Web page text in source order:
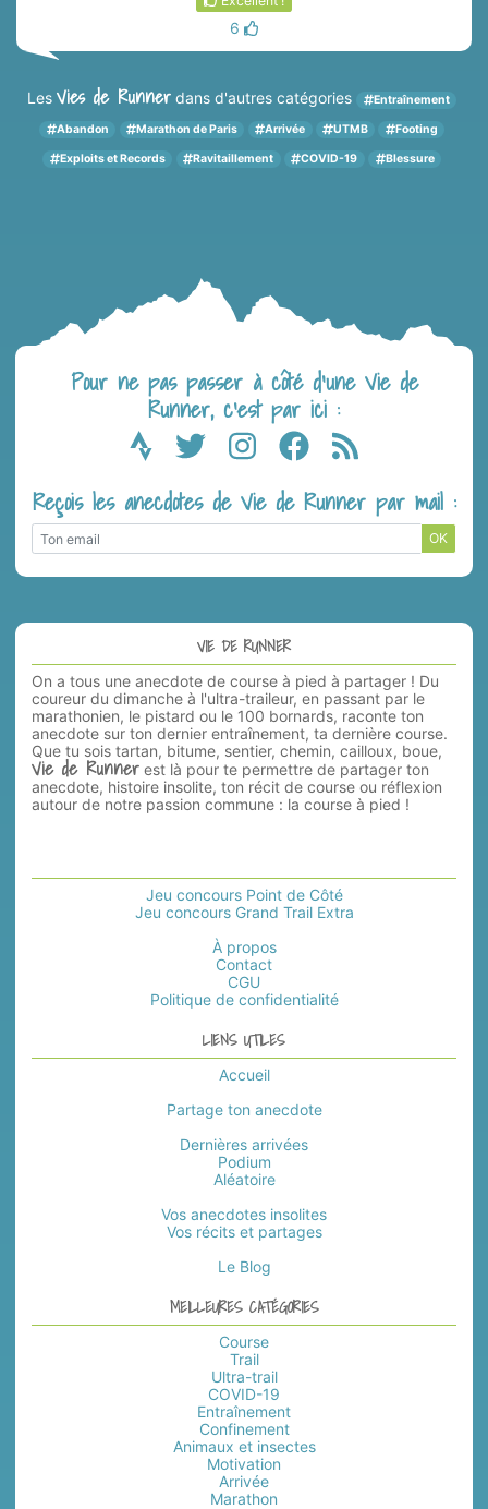
6
LesVies de Runner dans d'autres catégories Entraînement
Abandon Marathon de Paris Arrivée UTMB Footing
Exploits et Records Ravitaillement COVID-19 Blessure
Pour ne pas passer à côté d’une Vie de
Runner, c’est par ici :
Reçois les anecdotes de Vie de Runner par mail :
OK
VIE DE RUNNER
On a tous une anecdote de course à pied à partager ! Du
coureur du dimanche à l'ultra-traileur, en passant par le
marathonien, le pistard ou le 100 bornards, raconte ton
anecdote sur ton dernier entraînement, ta dernière course.
Que tu sois tartan, bitume, sentier, chemin, cailloux, boue,
Vie de Runner est là pour te permettre de partager ton
anecdote, histoire insolite, ton récit de course ou réflexion
autour de notre passion commune : la course à pied !
Jeu concours Point de Côté
Jeu concours Grand Trail Extra
À propos
Contact
CGU
Politique de confidentialité
LIENS UTILES
Accueil
Partage ton anecdote
Dernières arrivées
Podium
Aléatoire
Vos anecdotes insolites
Vos récits et partages
Le Blog
MEILLEURES CATÉGORIES
Course
Trail
Ultra-trail
COVID-19
Entraînement
Confinement
Animaux et insectes
Motivation
Arrivée
Marathon